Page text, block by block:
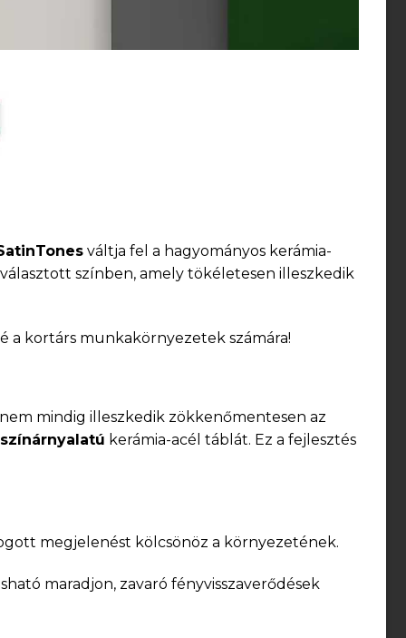
váltja fel a hagyományos kerámia-
színben, amely tökéletesen illeszkedik
a kortárs munkakörnyezetek számára!
mindig illeszkedik zökkenőmentesen az
kerámia-acél táblát. Ez a fejlesztés
megjelenést kölcsönöz a környezetének.
maradjon, zavaró fényvisszaverődések